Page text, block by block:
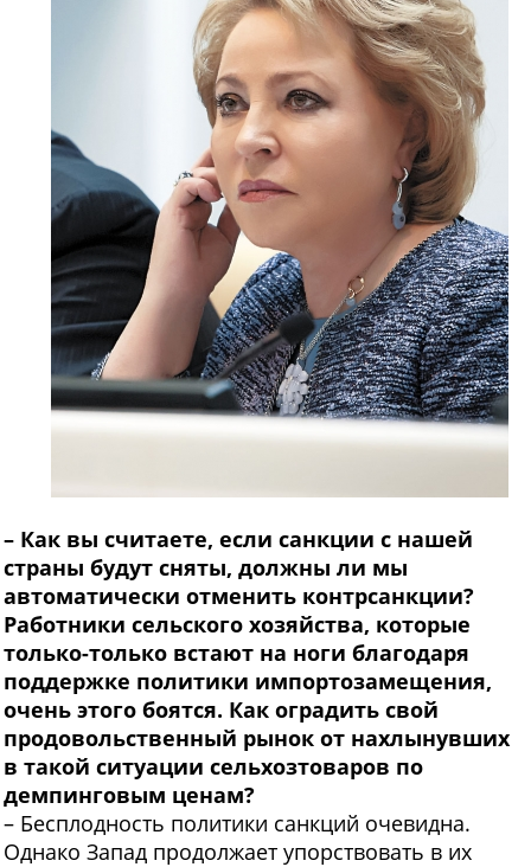
– Как вы считаете, если санкции с нашей
страны будут сняты, должны ли мы
автоматически отменить контрсанкции?
Работники сельского хозяйства, которые
только-только встают на ноги благодаря
поддержке политики импортозамещения,
очень этого боятся. Как оградить свой
продовольственный рынок от нахлынувших
в такой ситуации сельхозтоваров по
демпинговым ценам?
– Бесплодность политики санкций очевидна.
Однако Запад продолжает упорствовать в их